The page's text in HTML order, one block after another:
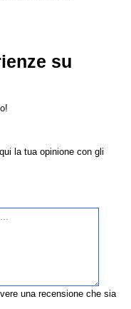
su
la tua opinione con gli
una recensione che sia